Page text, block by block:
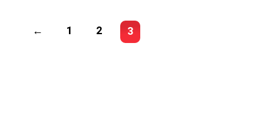
← 1 2 3